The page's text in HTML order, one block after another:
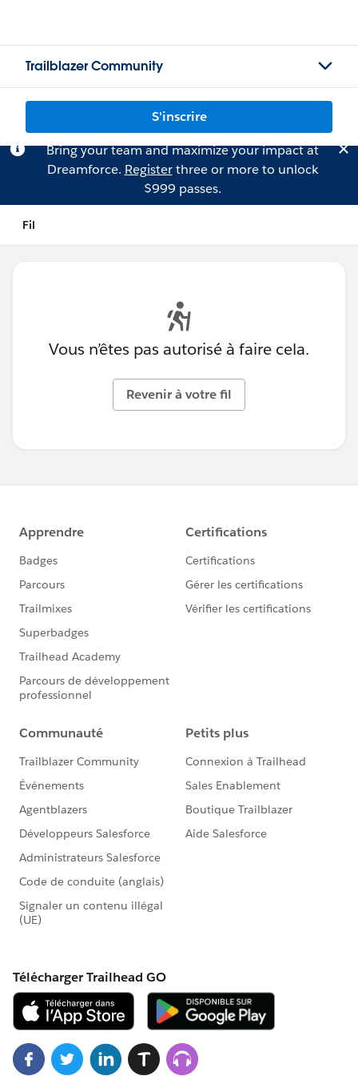
Trailblazer Community
S'inscrire
Bring your team and maximize your impact at
Dreamforce. Registerthree or more to unlock
$999 passes.
Fil
Vous n’êtes pas autorisé à faire cela.
Revenir à votre fil